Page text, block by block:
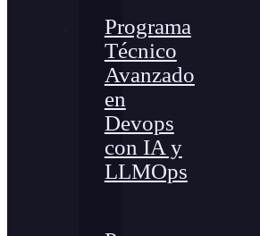
Programa
Técnico
Avanzado
en
Devops
con IA y
LLMOps